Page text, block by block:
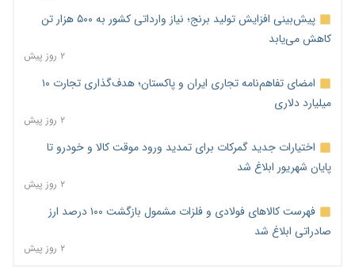
پیش‌بینی افزایش تولید برنج؛ نیاز وارداتی کشور به ۵۰۰ هزار تن
کاهش می‌یابد
۲ روز پیش
امضای تفاهم‌نامه تجاری ایران و پاکستان؛ هدف‌گذاری تجارت ۱۰
میلیارد دلاری
۲ روز پیش
اختیارات جدید گمرکات برای تمدید ورود موقت کالا و خودرو تا
پایان شهریور ابلاغ شد
۲ روز پیش
فهرست کالاهای فولادی و فلزات مشمول بازگشت ۱۰۰ درصد ارز
صادراتی ابلاغ شد
۲ روز پیش